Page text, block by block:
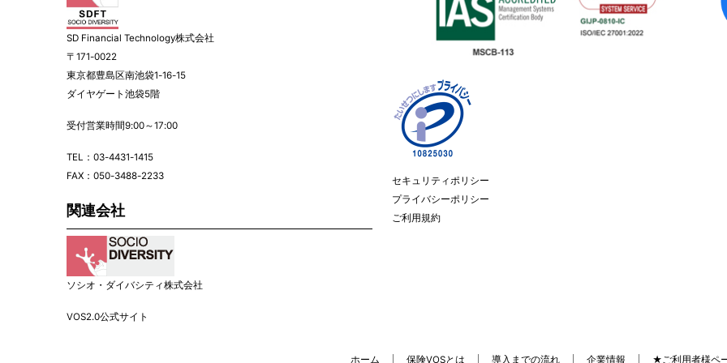
SD Financial Technology株式会社
〒171-0022
東京都豊島区南池袋1-16-15
ダイヤゲート池袋5階
受付営業時間9:00～17:00
TEL： 03-4431-1415
FAX：050-3488-2233
関連会社
ソシオ・ダイバシティ株式会社
VOS2.0公式サイト
セキュリティポリシー
プライバシーポリシー
ご利用規約
ホーム 保険VOSとは 導入までの流れ 企業情報 ★ご利用者様ペ